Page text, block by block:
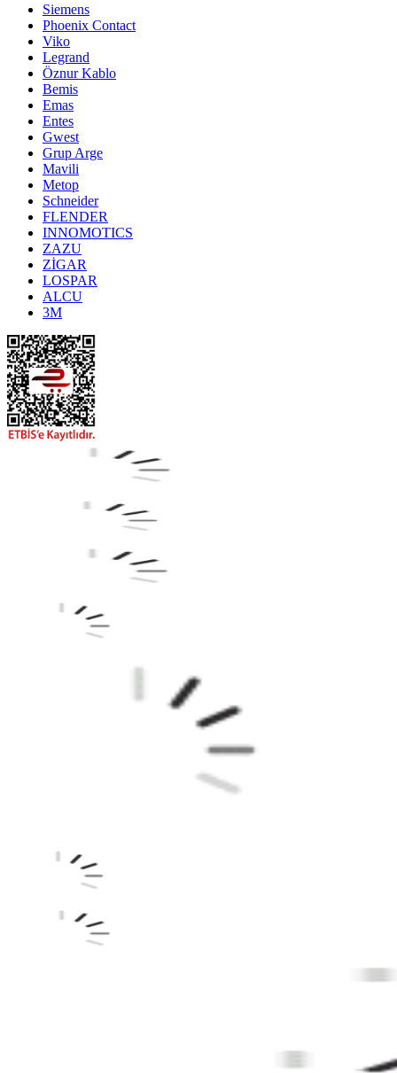
Siemens
Phoenix Contact
Viko
Legrand
Öznur Kablo
Bemis
Emas
Entes
Gwest
Grup Arge
Mavili
Metop
Schneider
FLENDER
INNOMOTICS
ZAZU
ZİGAR
LOSPAR
ALCU
3M